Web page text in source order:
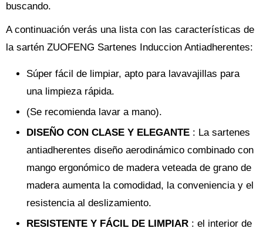
buscando.
A continuación verás una lista con las características de
la sartén ZUOFENG Sartenes Induccion Antiadherentes:
Súper fácil de limpiar, apto para lavavajillas para
una limpieza rápida.
(Se recomienda lavar a mano).
DISEÑO CON CLASE Y ELEGANTE : La sartenes
antiadherentes diseño aerodinámico combinado con
mango ergonómico de madera veteada de grano de
madera aumenta la comodidad, la conveniencia y el
resistencia al deslizamiento.
RESISTENTE Y FÁCIL DE LIMPIAR : el interior de